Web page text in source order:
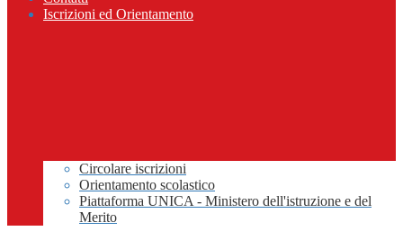
Iscrizioni ed Orientamento
Circolare iscrizioni
Orientamento scolastico
Piattaforma UNICA - Ministero dell'istruzione e del
Merito